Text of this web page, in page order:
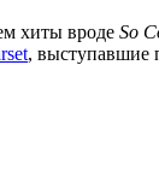
хиты вроде So
, выступавшие